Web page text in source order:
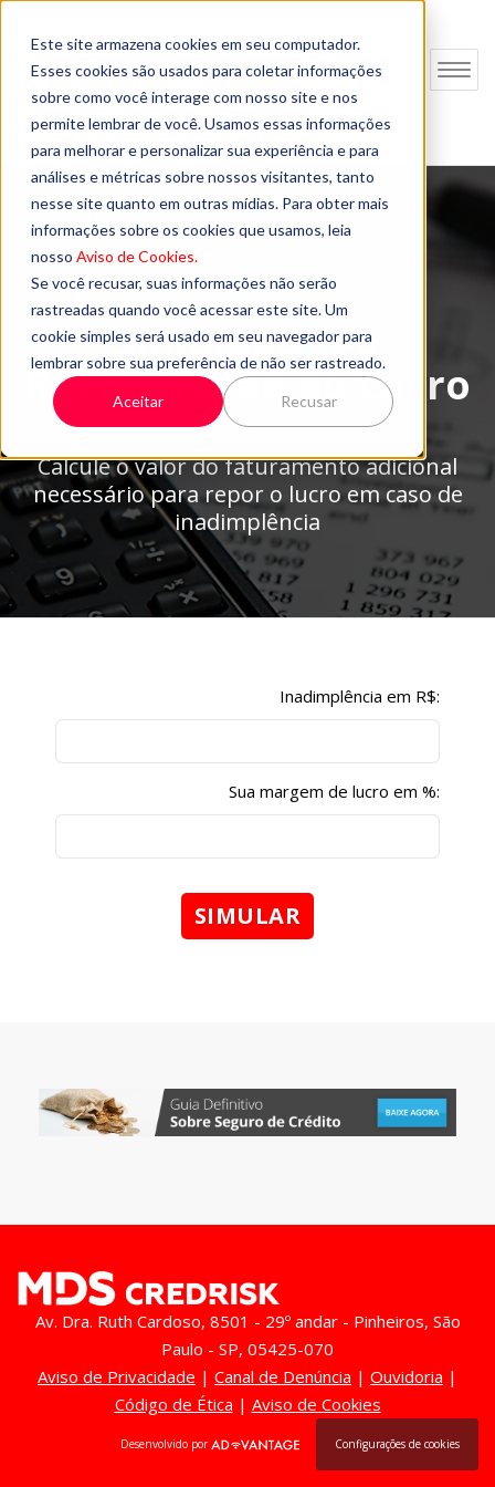
Este site armazena cookies em seu computador.
Esses cookies são usados para coletar informações
sobre como você interage com nosso site e nos
permite lembrar de você. Usamos essas informações
para melhorar e personalizar sua experiência e para
análises e métricas sobre nossos visitantes, tanto
nesse site quanto em outras mídias. Para obter mais
informações sobre os cookies que usamos, leia
nosso Aviso de Cookies.
Se você recusar, suas informações não serão
rastreadas quando você acessar este site. Um
cookie simples será usado em seu navegador para
lembrar sobre sua preferência de não ser rastreado.
Aceitar Recusar
Toggle
Simulador de
Recuperação do Lucro
Calcule o valor do faturamento adicional
necessário para repor o lucro em caso de
inadimplência
Inadimplência em R$:
Sua margem de lucro em %:
Av. Dra. Ruth Cardoso, 8501 - 29º andar - Pinheiros, São
Paulo - SP, 05425-070
Aviso de Privacidade | Canal de Denúncia | Ouvidoria |
Código de Ética | Aviso de Cookies
Desenvolvido por Configurações de cookies